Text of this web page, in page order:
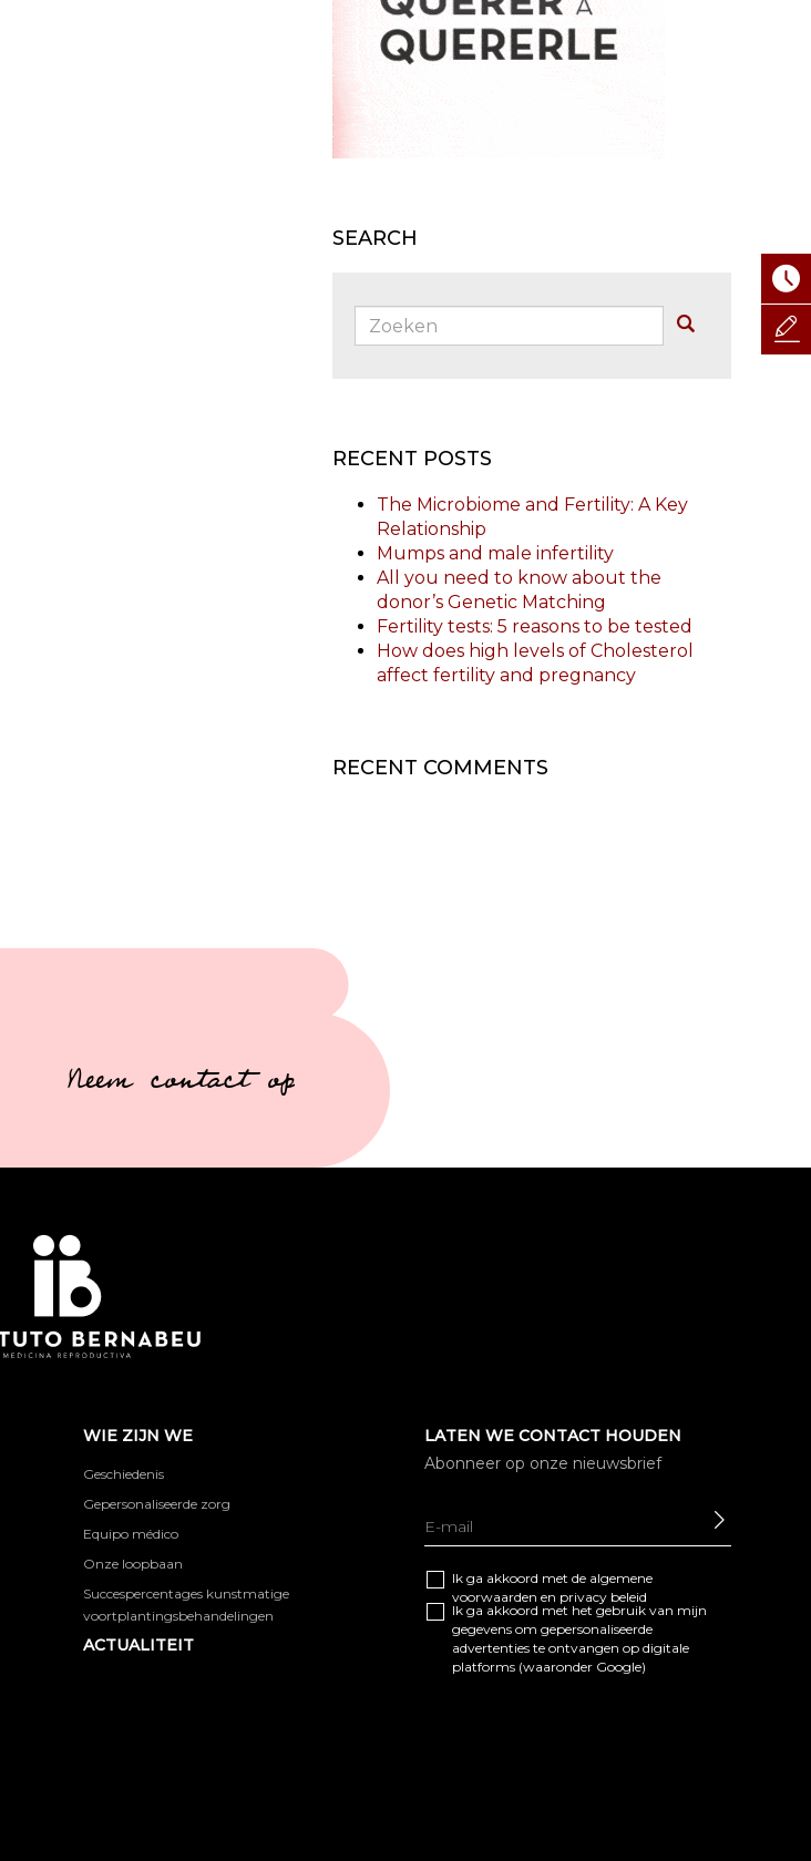
SEARCH
Zoeken:
RECENT POSTS
The Microbiome and Fertility: A Key
Relationship
Mumps and male infertility
All you need to know about the
donor’s Genetic Matching
Fertility tests: 5 reasons to be tested
How does high levels of Cholesterol
affect fertility and pregnancy
RECENT COMMENTS
Neem contact op
WIE ZIJN WE
Geschiedenis
Gepersonaliseerde zorg
Equipo médico
Onze loopbaan
Succespercentages kunstmatige
voortplantingsbehandelingen
ACTUALITEIT
LATEN WE CONTACT HOUDEN
Abonneer op onze nieuwsbrief
Ik ga akkoord met de algemene
voorwaarden en privacy beleid
Ik ga akkoord met het gebruik van mijn
gegevens om gepersonaliseerde
advertenties te ontvangen op digitale
platforms (waaronder Google)